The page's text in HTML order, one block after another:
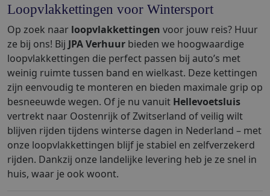
Loopvlakkettingen voor Wintersport
Op zoek naar loopvlakkettingen voor jouw reis? Huur
ze bij ons! Bij JPA Verhuur bieden we hoogwaardige
loopvlakkettingen die perfect passen bij auto’s met
weinig ruimte tussen band en wielkast. Deze kettingen
zijn eenvoudig te monteren en bieden maximale grip op
besneeuwde wegen. Of je nu vanuit Hellevoetsluis
vertrekt naar Oostenrijk of Zwitserland of veilig wilt
blijven rijden tijdens winterse dagen in Nederland – met
onze loopvlakkettingen blijf je stabiel en zelfverzekerd
rijden. Dankzij onze landelijke levering heb je ze snel in
huis, waar je ook woont.